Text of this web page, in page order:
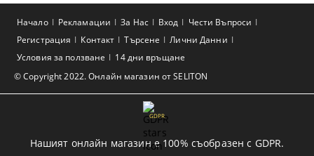
© Copyright 2022. Онлайн магазин от SELITON
Начало Рекламации За Нас Вход
Чести Въпроси
Регистрация
Контакт Търсене
Лични Данни
Условия за ползване
14 дни връщане
GDPR
Нашият онлайн магазин е 100% съобразен с GDPR.